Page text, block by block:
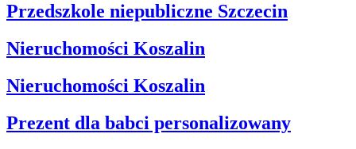
Przedszkole niepubliczne Szczecin
Nieruchomości Koszalin
Nieruchomości Koszalin
Prezent dla babci personalizowany